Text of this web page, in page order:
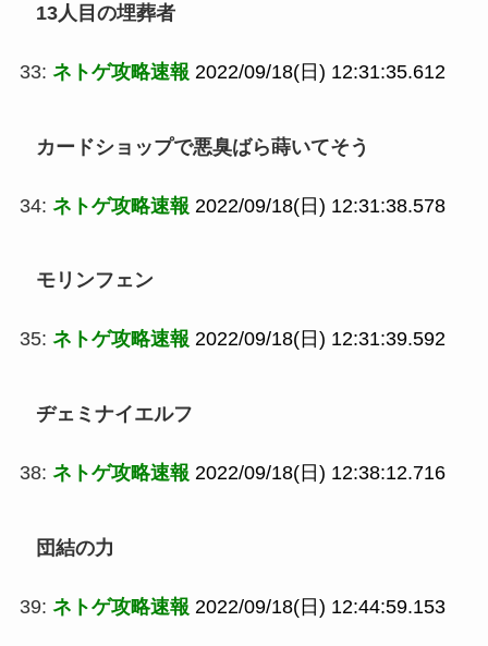
13人目の埋葬者
33: ネトゲ攻略速報 2022/09/18(日) 12:31:35.612
カードショップで悪臭ばら蒔いてそう
34: ネトゲ攻略速報 2022/09/18(日) 12:31:38.578
モリンフェン
35: ネトゲ攻略速報 2022/09/18(日) 12:31:39.592
ヂェミナイエルフ
38: ネトゲ攻略速報 2022/09/18(日) 12:38:12.716
団結の力
39: ネトゲ攻略速報 2022/09/18(日) 12:44:59.153